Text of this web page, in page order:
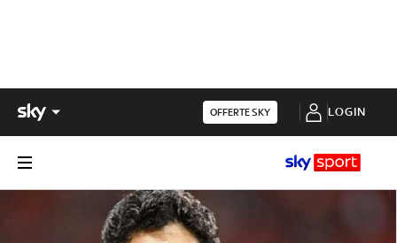
OFFERTE SKY LOGIN